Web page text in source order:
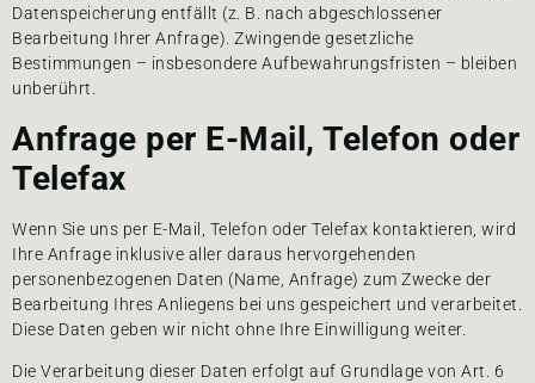
Datenspeicherung entfällt (z. B. nach abgeschlossener
Bearbeitung Ihrer Anfrage). Zwingende gesetzliche
Bestimmungen – insbesondere Aufbewahrungsfristen – bleiben
unberührt.
Anfrage per E-Mail, Telefon oder
Telefax
Wenn Sie uns per E-Mail, Telefon oder Telefax kontaktieren, wird
Ihre Anfrage inklusive aller daraus hervorgehenden
personenbezogenen Daten (Name, Anfrage) zum Zwecke der
Bearbeitung Ihres Anliegens bei uns gespeichert und verarbeitet.
Diese Daten geben wir nicht ohne Ihre Einwilligung weiter.
Die Verarbeitung dieser Daten erfolgt auf Grundlage von Art. 6